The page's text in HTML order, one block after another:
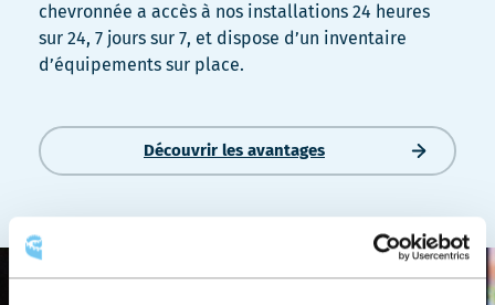
chevronnée a accès à nos installations 24 heures
sur 24, 7 jours sur 7, et dispose d’un inventaire
d’équipements sur place.
Découvrir les avantages